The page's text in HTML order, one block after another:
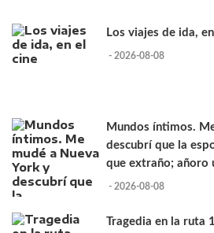
Los viajes de ida,
- 2026-08-08
Mundos íntimos.
descubrí que la
que extraño; añoro
- 2026-08-08
Tragedia en la ruta